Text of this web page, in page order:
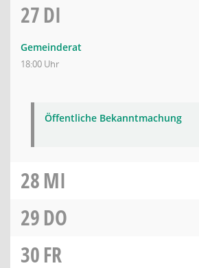
27DI
Gemeinderat
18:00 Uhr
Öffentliche Bekanntmachung
28MI
29DO
30FR